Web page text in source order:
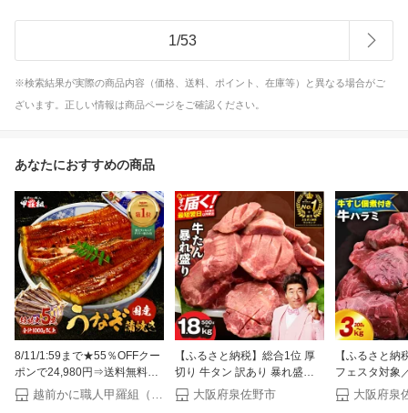
1/53
※検索結果が実際の商品内容（価格、送料、ポイント、在庫等）と異なる場合がご
ざいます。正しい情報は商品ページをご確認ください。
あなたにおすすめの商品
8/11/1:59まで★55％OFFクー
ポンで24,980円⇒送料無料
11,241円！お中元 ギフト 希少
な 国産 うなぎ 蒲焼き 超特大
越前かに職人甲羅組（DENSHOKU）
【ふるさと納税】総合1位 厚
切り 牛タン 訳あり 暴れ盛り
牛たん うなぎ 塩たん 食べ比
べ セット プレミアム たん元
大阪府泉佐野市
【ふるさと納
フェスタ対象
翌日発送 総合
じ佃煮付き
大阪府泉